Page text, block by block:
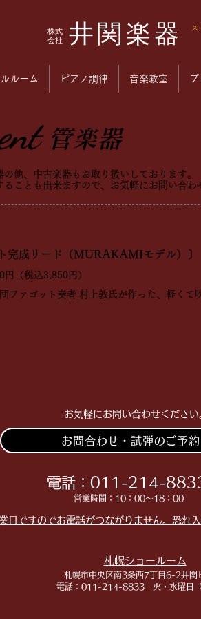
​株式
会社 井関楽器
ルーム ピアノ調律 音楽教室
管楽器
他、中古楽器もお取り扱いしております。
ことも出来ますので、お気軽にお問い合わ
完成リード（MURAKAMIモデル）〕
（税込3,850円）
ファゴット奏者 村上敦氏が作った、軽くて
お気軽にお問い合わせください
お問合わせ・試弾のご予約
電話：011-214-
​​営業時間：10：00～18：00
日ですのでお電話がつながりません。恐れ
札幌ショールーム
札幌市中央区南3条西7丁目6-2井関
電話：011-214-8833 火・水曜日（